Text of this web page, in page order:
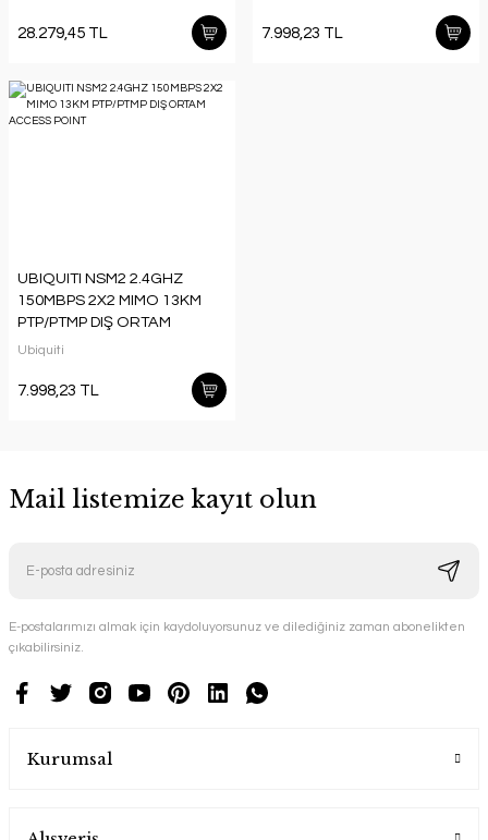
28.279,45 TL 7.998,23 TL
UBIQUITI NSM2 2.4GHZ
150MBPS 2X2 MIMO 13KM
PTP/PTMP DIŞ ORTAM
ACCESS POINT
Ubiquiti
7.998,23 TL
Mail listemize kayıt olun
E-postalarımızı almak için kaydoluyorsunuz ve dilediğiniz zaman abonelikten
çıkabilirsiniz.
Kurumsal